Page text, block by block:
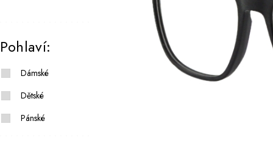
Pohlaví:
Dámské
Dětské
Pánské